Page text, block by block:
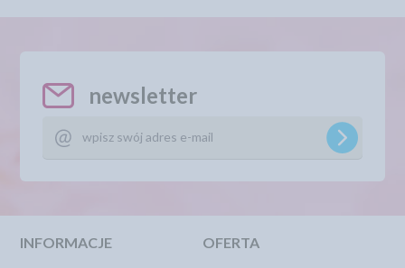
newsletter
INFORMACJE OFERTA